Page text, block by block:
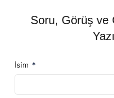
Soru, Görüş ve
İsim